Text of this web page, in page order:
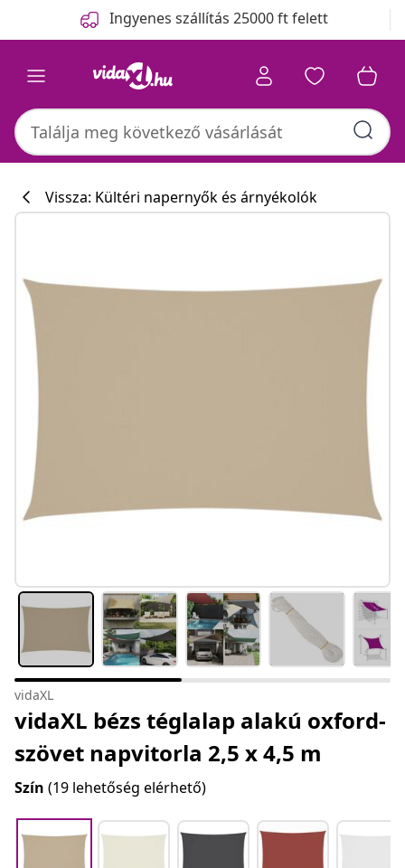
Ingyenes szállítás 25000 ft felett
Vissza: Kültéri napernyők és árnyékolók
vidaXL
vidaXL bézs téglalap alakú oxford-
szövet napvitorla 2,5 x 4,5 m
Szín (19 lehetőség elérhető)